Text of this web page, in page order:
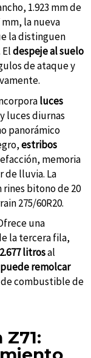
1.923 mm de
la nueva
la distinguen
Eldespeje al suelo
de ataque y
luces
y luces diurnas
panorámico
estribos
memoria
de lluvia. La
bitono de 20
275/60R20.
una
la tercera fila,
litrosal
puede remolcar
combustible de